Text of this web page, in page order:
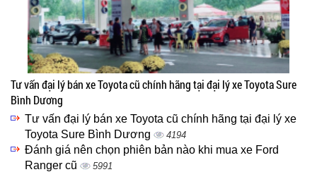
Tư vấn đại lý bán xe Toyota cũ chính hãng tại đại lý xe Toyota Sure
Bình Dương
Tư vấn đại lý bán xe Toyota cũ chính hãng tại đại lý xe
Toyota Sure Bình Dương
4194
Đánh giá nên chọn phiên bản nào khi mua xe Ford
Ranger cũ
5991